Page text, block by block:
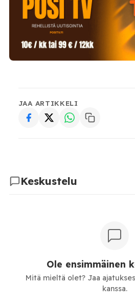
JAA ARTIKKELI
Keskustelu
Ole ensimmäinen
Mitä mieltä olet? Jaa
kanssa.